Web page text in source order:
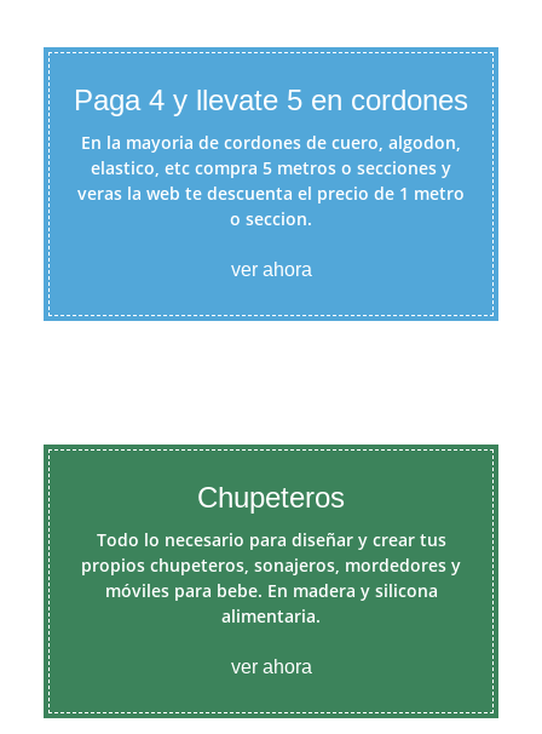
Paga 4 y llevate 5 en cordones
En la mayoria de cordones de cuero, algodon,
elastico, etc compra 5 metros o secciones y
veras la web te descuenta el precio de 1 metro
o seccion.
ver ahora
Chupeteros
Todo lo necesario para diseñar y crear tus
propios chupeteros, sonajeros, mordedores y
móviles para bebe. En madera y silicona
alimentaria.
ver ahora